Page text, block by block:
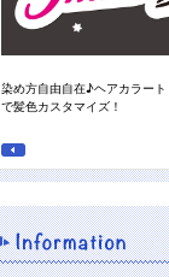
染め方自由自在♪ヘアカラート
で髪色カスタマイズ！